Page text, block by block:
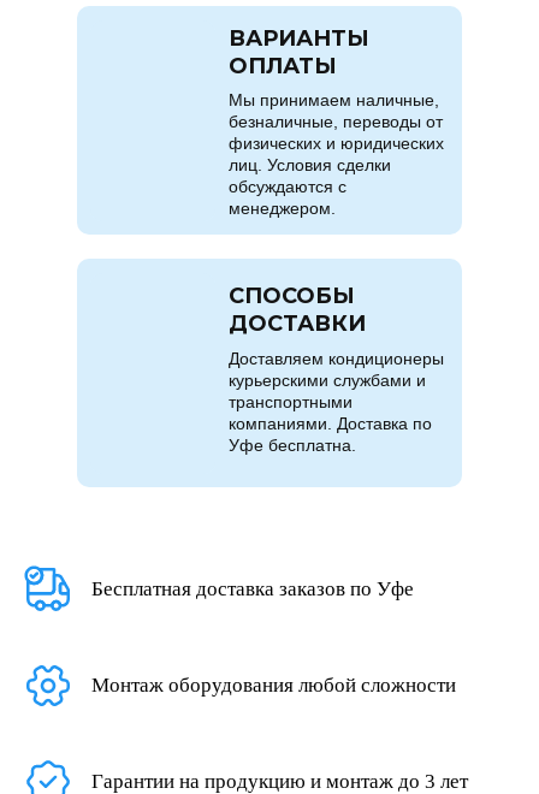
Мы принимаем наличные,
безналичные, переводы от
физических и юридических
лиц. Условия сделки
обсуждаются с
менеджером.
ВАРИАНТЫ
ОПЛАТЫ
Доставляем кондиционеры
курьерскими службами и
транспортными
компаниями. Доставка по
Уфе бесплатна.
СПОСОБЫ
ДОСТАВКИ
Бесплатная доставка заказов по Уфе
Монтаж оборудования любой сложности
Гарантии на продукцию и монтаж до 3 лет